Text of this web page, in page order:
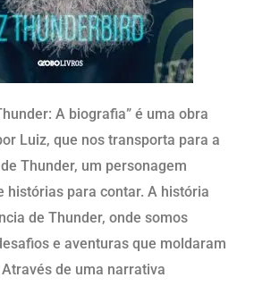
A biografia” é uma obra
Luiz, que nos transporta para a
Thunder, um personagem
histórias para contar. A história
de Thunder, onde somos
e aventuras que moldaram
de uma narrativa